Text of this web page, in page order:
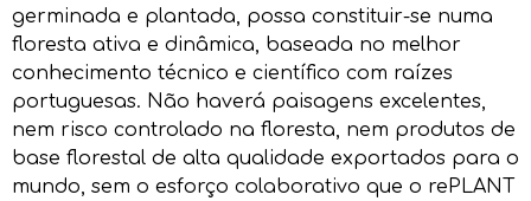
germinada e plantada, possa constituir-se numa
floresta ativa e dinâmica, baseada no melhor
conhecimento técnico e científico com raízes
portuguesas. Não haverá paisagens excelentes,
nem risco controlado na floresta, nem produtos de
base florestal de alta qualidade exportados para o
mundo, sem o esforço colaborativo que o rePLANT